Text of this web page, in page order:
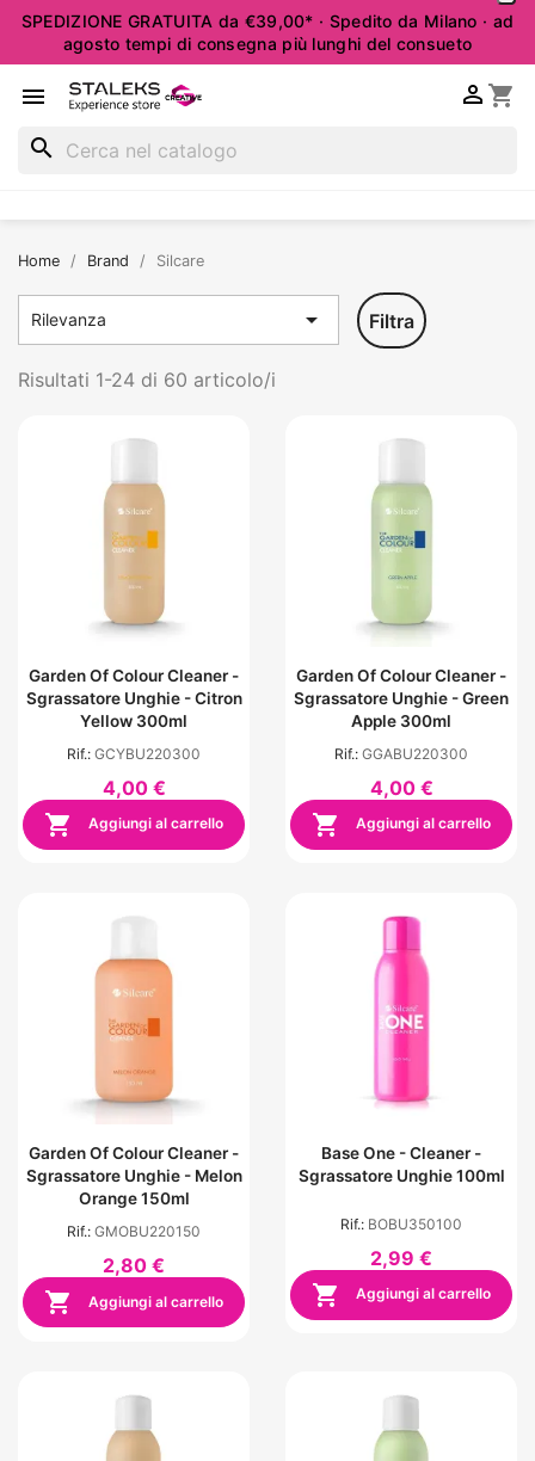
SPEDIZIONE GRATUITA da €39,00* · Spedito da Milano · ad
agosto tempi di consegna più lunghi del consueto
 shopping_cart

search
Home Brand Silcare
Rilevanza  Filtra
Risultati 1-24 di 60 articolo/i
Garden Of Colour Cleaner -
Sgrassatore Unghie - Citron
Yellow 300ml
Rif.: GCYBU220300
4,00 €
 Aggiungi al carrello
Garden Of Colour Cleaner -
Sgrassatore Unghie - Green
Apple 300ml
Rif.: GGABU220300
4,00 €
 Aggiungi al carrello
Garden Of Colour Cleaner -
Sgrassatore Unghie - Melon
Orange 150ml
Rif.: GMOBU220150
2,80 €
 Aggiungi al carrello
Base One - Cleaner -
Sgrassatore Unghie 100ml
Rif.: BOBU350100
2,99 €
 Aggiungi al carrello